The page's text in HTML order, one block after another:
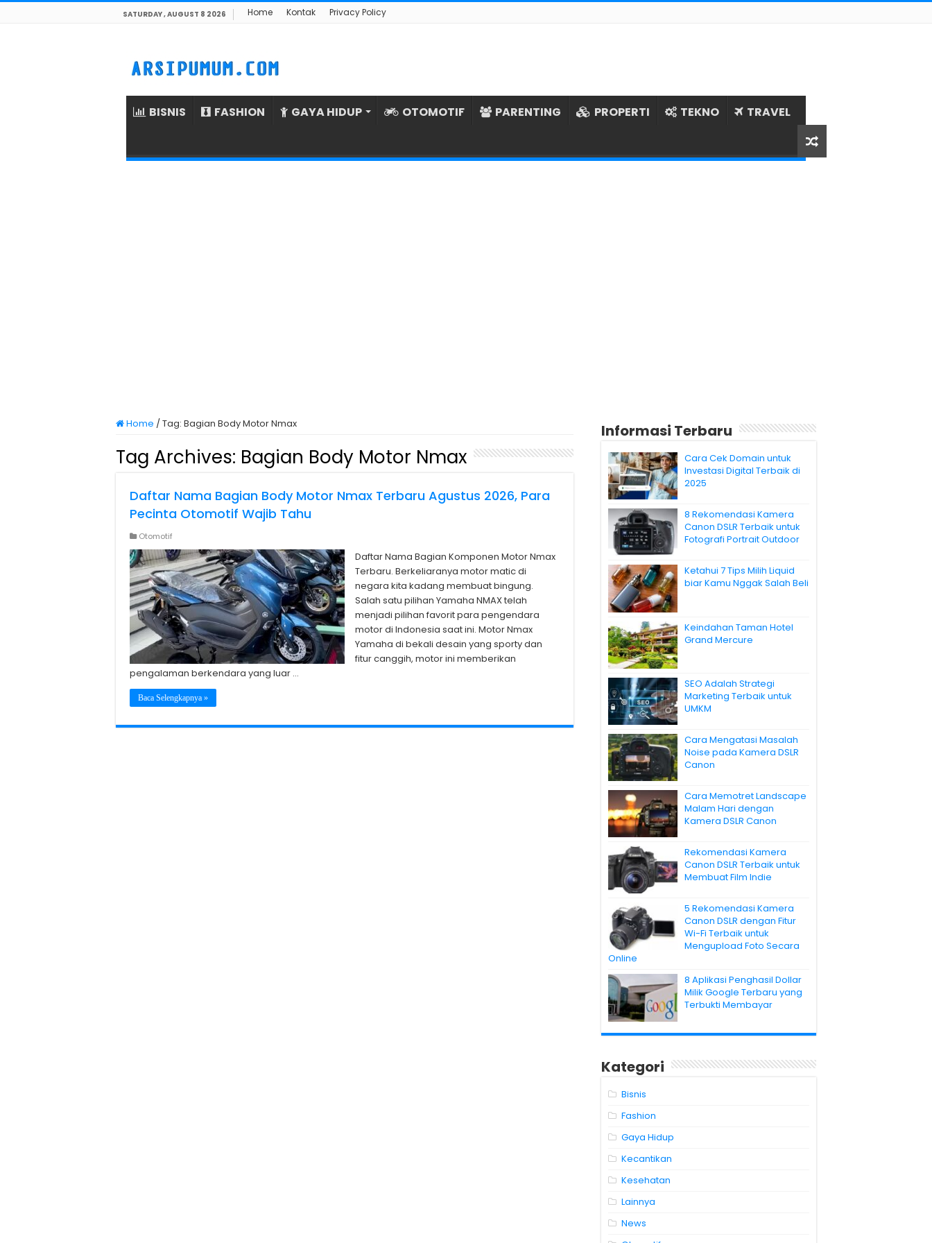
SATURDAY , AUGUST 8 2026 Home Kontak Privacy Policy
BISNIS FASHION GAYA HIDUP OTOMOTIF PARENTING PROPERTI TEKNO TRAVEL
Home /Tag: Bagian Body Motor Nmax
Tag Archives: Bagian Body Motor Nmax
Daftar Nama Bagian Body Motor Nmax Terbaru Agustus 2026, Para
Pecinta Otomotif Wajib Tahu
Otomotif
Daftar Nama Bagian Komponen Motor Nmax
Terbaru. Berkeliaranya motor matic di
negara kita kadang membuat bingung.
Salah satu pilihan Yamaha NMAX telah
menjadi pilihan favorit para pengendara
motor di Indonesia saat ini. Motor Nmax
Yamaha di bekali desain yang sporty dan
fitur canggih, motor ini memberikan
pengalaman berkendara yang luar …
Baca Selengkapnya »
Informasi Terbaru
Cara Cek Domain untuk
Investasi Digital Terbaik di
2025
8 Rekomendasi Kamera
Canon DSLR Terbaik untuk
Fotografi Portrait Outdoor
Ketahui 7 Tips Milih Liquid
biar Kamu Nggak Salah Beli
Keindahan Taman Hotel
Grand Mercure
SEO Adalah Strategi
Marketing Terbaik untuk
UMKM
Cara Mengatasi Masalah
Noise pada Kamera DSLR
Canon
Cara Memotret Landscape
Malam Hari dengan
Kamera DSLR Canon
Rekomendasi Kamera
Canon DSLR Terbaik untuk
Membuat Film Indie
5 Rekomendasi Kamera
Canon DSLR dengan Fitur
Wi-Fi Terbaik untuk
Mengupload Foto Secara
Online
8 Aplikasi Penghasil Dollar
Milik Google Terbaru yang
Terbukti Membayar
Kategori
Bisnis
Fashion
Gaya Hidup
Kecantikan
Kesehatan
Lainnya
News